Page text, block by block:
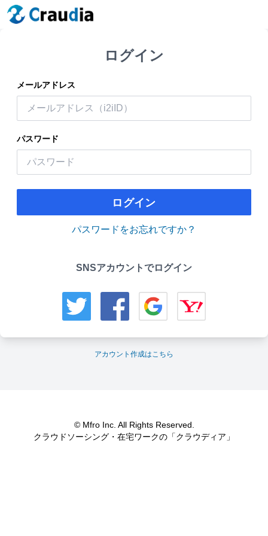
ログイン
メールアドレス
パスワード
ログイン
パスワードをお忘れですか？
SNSアカウントでログイン
アカウント作成はこちら
© Mfro Inc. All Rights Reserved.
クラウドソーシング・在宅ワークの「クラウディア」